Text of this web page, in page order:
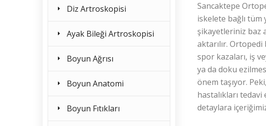
Sancaktepe
iskelete bağlı
şikayetleriniz baz
aktarılır.
spor kazaları, iş
ya da doku
önem taşıyor.
hastalıkları
detaylara
Diz Artroskopisi
Ayak Bileği Artroskopisi
Boyun Ağrısı
Boyun Anatomi
Boyun Fıtıkları